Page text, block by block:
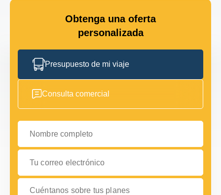
Obtenga una oferta
personalizada
Presupuesto de mi viaje
Consulta comercial
Nombre completo
Tu correo electrónico
Cuéntanos sobre tus planes